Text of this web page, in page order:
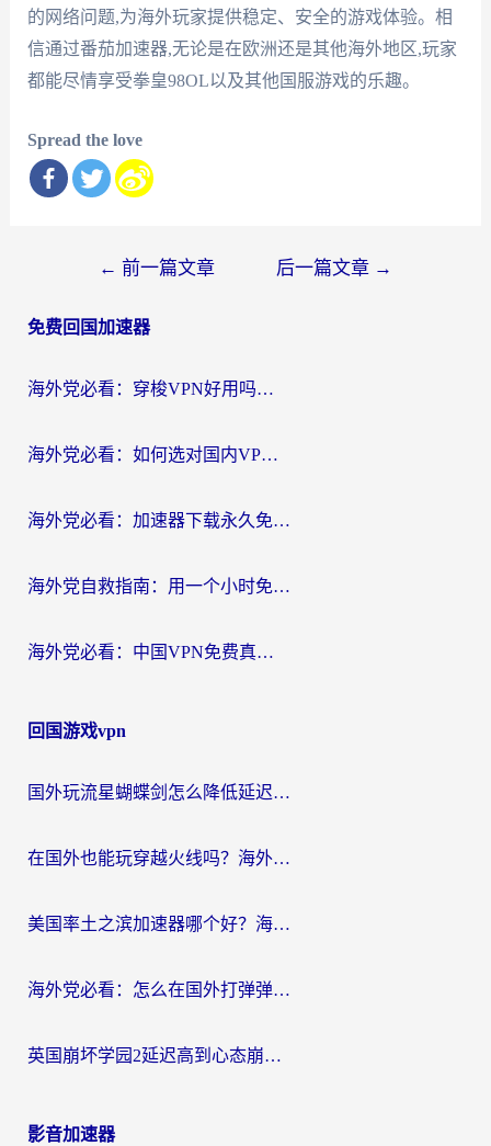
的网络问题,为海外玩家提供稳定、安全的游戏体验。相
信通过番茄加速器,无论是在欧洲还是其他海外地区,玩家
都能尽情享受拳皇98OL以及其他国服游戏的乐趣。
Spread the love
导
← 前一篇文章 后一篇文章 →
免费回国加速器
海外党必看：穿梭VPN好用吗？和云帆VPN对比哪个回国效果更好？附真实测评+避坑指南
海外党必看：如何选对国内VPN，实现无缝访问国内资源？
海外党必看：加速器下载永久免费版真的存在吗？教你无缝访问国内资源的正确姿势
海外党自救指南：用一个小时免费加速器，轻松打破国内资源访问壁垒？
海外党必看：中国VPN免费真的靠谱吗？手把手教你选对回国加速器
回国游戏vpn
国外玩流星蝴蝶剑怎么降低延迟？海外党必看的加速秘籍（含欧洲鸣潮&彩虹岛优化攻略）
在国外也能玩穿越火线吗？海外玩家国服游戏畅玩终极指南
美国率土之滨加速器哪个好？海外党国服游戏畅玩终极指南（附多游戏解决方案）
海外党必看：怎么在国外打弹弹堂不卡？番茄加速器亲测指南
英国崩坏学园2延迟高到心态崩？海外党国服游戏加速终极指南
影音加速器